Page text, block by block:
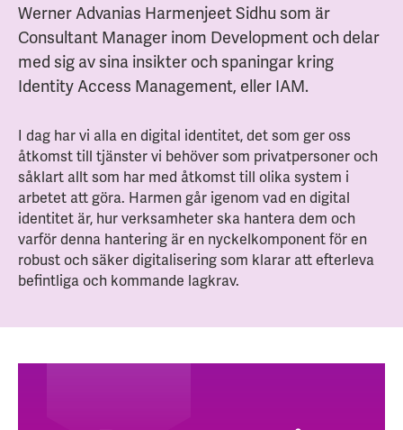
Werner Advanias Harmenjeet Sidhu som är
Consultant Manager inom Development och delar
med sig av sina insikter och spaningar kring
Identity Access Management, eller IAM.
I dag har vi alla en digital identitet, det som ger oss
åtkomst till tjänster vi behöver som privatpersoner och
såklart allt som har med åtkomst till olika system i
arbetet att göra. Harmen går igenom vad en digital
identitet är, hur verksamheter ska hantera dem och
varför denna hantering är en nyckelkomponent för en
robust och säker digitalisering som klarar att efterleva
befintliga och kommande lagkrav.